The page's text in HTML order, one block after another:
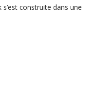
construite dans une